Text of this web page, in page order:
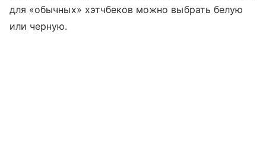
для «обычных» хэтчбеков можно выбрать белую
или черную.